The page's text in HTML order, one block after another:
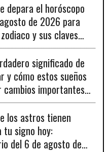
depara el horóscopo
de 2026 para
y sus claves
significado de
y cómo estos sueños
cambios importantes
y profesional.
los astros tienen
tu signo hoy:
del 6 de agosto de